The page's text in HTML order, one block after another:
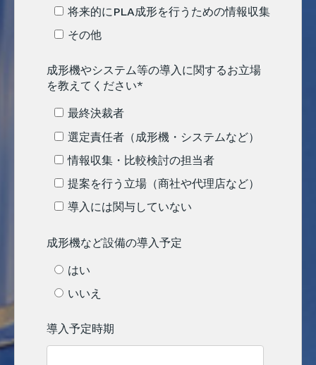
将来的にPLA成形を行うための情報収集
その他
成形機やシステム等の導入に関するお立場
を教えてください*
最終決裁者
選定責任者（成形機・システムなど）
情報収集・比較検討の担当者
提案を行う立場（商社や代理店など）
導入には関与していない
成形機など設備の導入予定
はい
いいえ
導入予定時期